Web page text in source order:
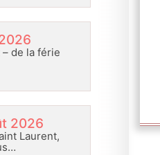
de la férie
2026
Laurent,